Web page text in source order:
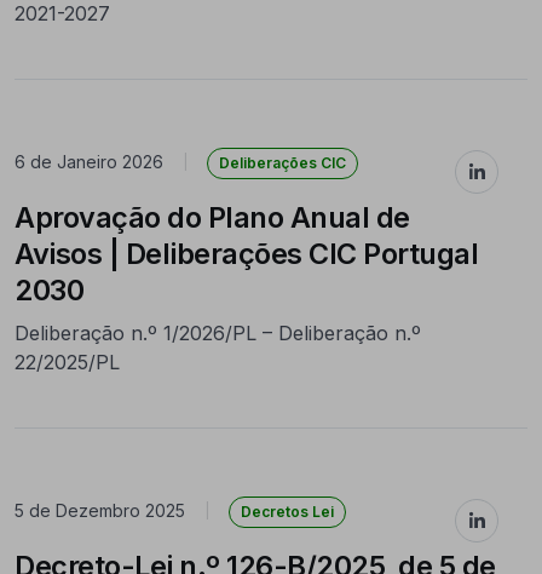
2021-2027
6 de Janeiro 2026 Deliberações CIC
Aprovação do Plano Anual de
Avisos | Deliberações CIC Portugal
2030
Deliberação n.º 1/2026/PL – Deliberação n.º
22/2025/PL
5 de Dezembro 2025 Decretos Lei
Decreto-Lei n.º 126-B/2025, de 5 de